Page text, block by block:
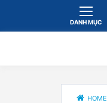
DANH MỤC
HOME